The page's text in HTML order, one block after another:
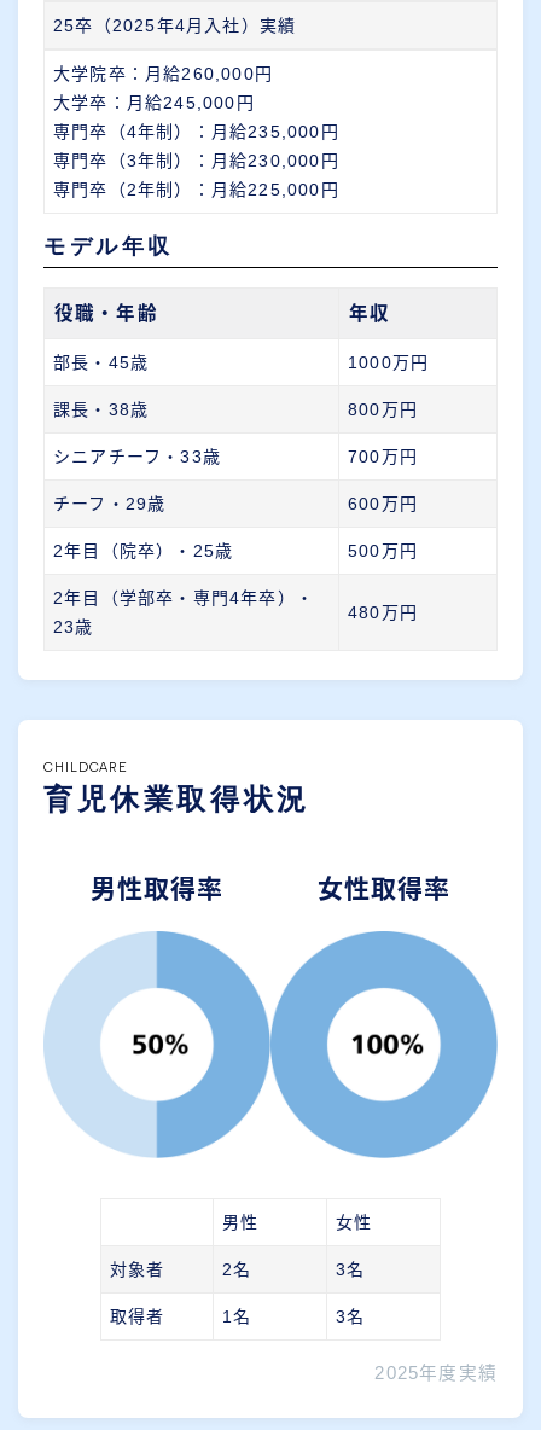
25卒（2025年4月入社）実績
大学院卒：月給260,000円
大学卒：月給245,000円
専門卒（4年制）：月給235,000円
専門卒（3年制）：月給230,000円
専門卒（2年制）：月給225,000円
モデル年収
役職・年齢 年収
部長・45歳 1000万円
課長・38歳 800万円
シニアチーフ・33歳 700万円
チーフ・29歳 600万円
2年目（院卒）・25歳 500万円
2年目（学部卒・専門4年卒）・
23歳
480万円
CHILDCARE
育児休業取得状況
男性取得率 女性取得率
男性 女性
対象者 2名 3名
取得者 1名 3名
2025年度実績